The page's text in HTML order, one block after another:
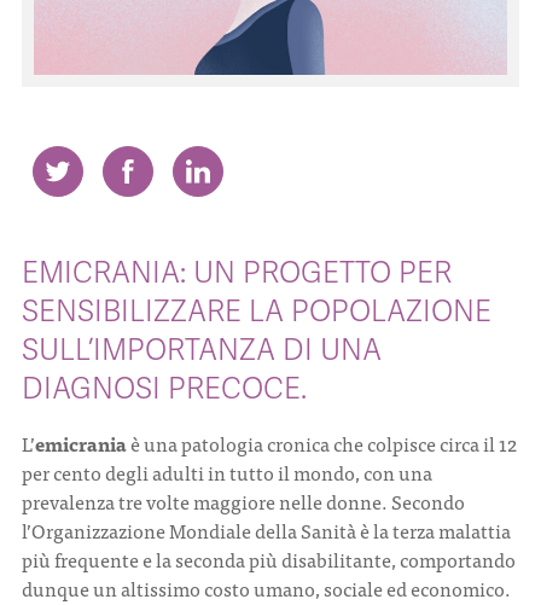
EMICRANIA: UN PROGETTO PER
SENSIBILIZZARE LA POPOLAZIONE
SULL’IMPORTANZA DI UNA
DIAGNOSI PRECOCE.
L’emicraniaè una patologia cronica che colpisce circa il 12
per cento degli adulti in tutto il mondo, con una
prevalenza tre volte maggiore nelle donne. Secondo
l’Organizzazione Mondiale della Sanità è la terza malattia
più frequente e la seconda più disabilitante, comportando
dunque un altissimo costo umano, sociale ed economico.